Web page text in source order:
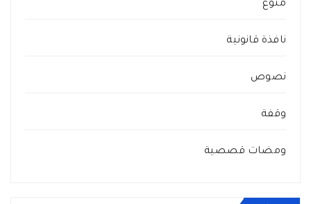
منوع
نافذة قانونية
نصوص
وقفة
ومضات قصصية